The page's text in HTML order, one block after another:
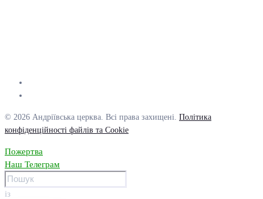
© 2026 Андріївська церква. Всі права захищені. Політика
конфіденційності файлів та Cookie
Пожертва
Наш Телеграм
із